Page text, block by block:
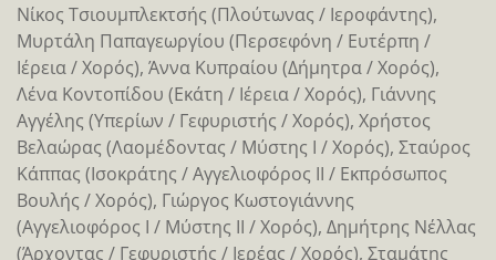
Nίκος Τσιουμπλεκτσής (Πλούτωνας / Ιεροφάντης),
Μυρτάλη Παπαγεωργίου (Περσεφόνη / Ευτέρπη /
Ιέρεια / Χορός), Άννα Κυπραίου (Δήμητρα / Χορός),
Λένα Κοντοπίδου (Εκάτη / Ιέρεια / Χορός), Γιάννης
Αγγέλης (Υπερίων / Γεφυριστής / Χορός), Χρήστος
Βελαώρας (Λαομέδοντας / Mύστης Ι / Χορός), Σταύρος
Κάππας (Ισοκράτης / Αγγελιοφόρος ΙΙ / Εκπρόσωπος
Βουλής / Χορός), Γιώργος Κωστογιάννης
(Αγγελιοφόρος Ι / Μύστης ΙΙ / Χορός), Δημήτρης Νέλλας
(Άρχοντας / Γεφυριστής / Ιερέας / Χορός), Σταμάτης